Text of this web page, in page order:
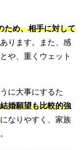
ため、相手に対して
ります。また、感
や、重くウェット
に大事にするた
結婚願望も比較的強
になりやすく、家族